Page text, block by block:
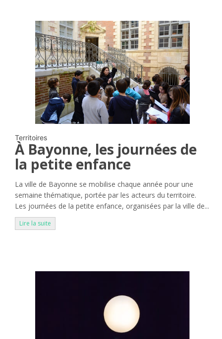
Territoires
À Bayonne, les journées de
la petite enfance
La ville de Bayonne se mobilise chaque année pour une
semaine thématique, portée par les acteurs du territoire.
Les journées de la petite enfance, organisées par la ville de...
Lire la suite